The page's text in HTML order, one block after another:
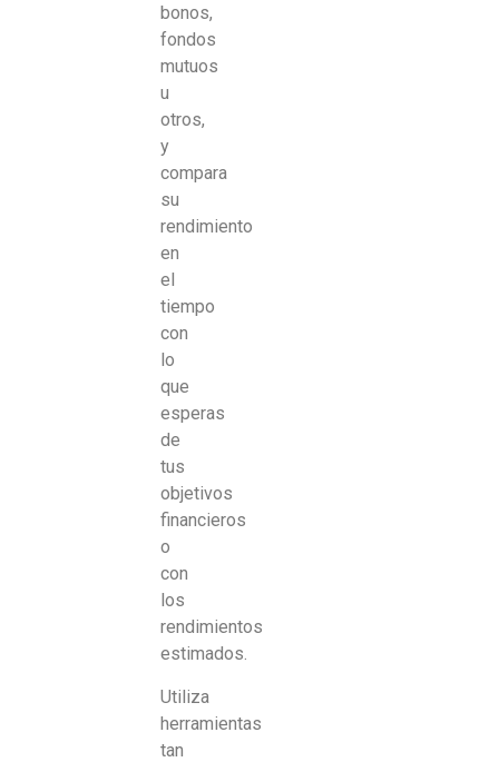
bonos,
fondos
mutuos
u
otros,
y
compara
su
rendimiento
en
el
tiempo
con
lo
que
esperas
de
tus
objetivos
financieros
o
con
los
rendimientos
estimados.
Utiliza
herramientas
tan